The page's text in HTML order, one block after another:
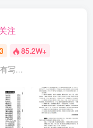
合各种先进的仪器
因为医生问了病患
形发生在一个算命
厚，出来骗吃骗喝的
人般，上通天地，下
凡人，运用现代的科
关注
85.2W+
写...